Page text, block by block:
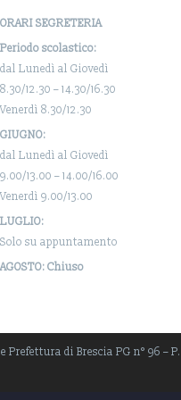
ORARI SEGRETERIA
Periodo scolastico:
dal Lunedì al Giovedì
8.30/12.30 – 14.30/16.30
Venerdì 8.30/12.30
GIUGNO:
dal Lunedì al Giovedì
9.00/13.00 – 14.00/16.00
Venerdì 9.00/13.00
LUGLIO:
Solo su appuntamento
AGOSTO: Chiuso
Prefettura di Brescia PG n° 96 –